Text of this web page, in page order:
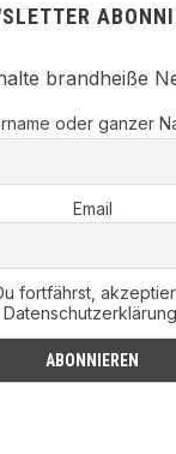
brandheiße
oder ganzer
Email
fortfährst,